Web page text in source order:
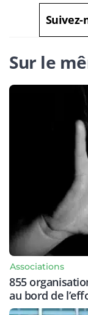
Suivez-
Sur le
Associations
855
au bord de